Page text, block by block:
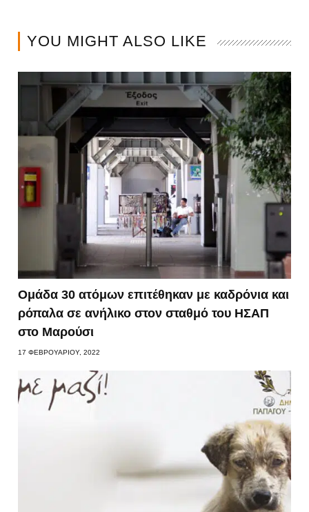
YOU MIGHT ALSO LIKE
Ομάδα 30 ατόμων επιτέθηκαν με καδρόνια και
ρόπαλα σε ανήλικο στον σταθμό του ΗΣΑΠ
στο Μαρούσι
17 ΦΕΒΡΟΥΑΡΊΟΥ, 2022